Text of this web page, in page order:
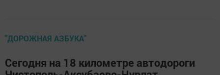
"ДОРОЖНАЯ АЗБУКА"
Сегодня на 18 километре автодороги